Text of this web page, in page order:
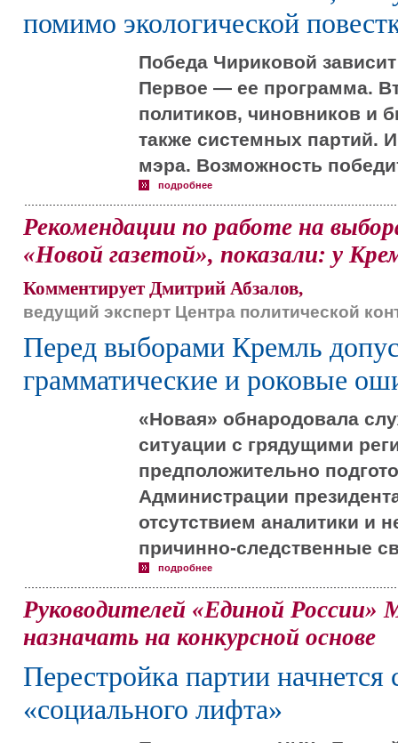
помимо экологической
Победа Чириковой
Первое — ее программа.
политиков, чиновников и
также системных партий.
мэра. Возможность
подробнее
Рекомендации по работе на
«Новой газетой», показали: у
Комментирует Дмитрий Абзалов,
ведущий эксперт Центра политической
Перед выборами Кремль
грамматические и роковые
«Новая» обнародовала
ситуации с грядущими
предположительно
Администрации
отсутствием аналитики и
причинно-следственные
подробнее
Руководителей «Единой России»
назначать на конкурсной основе
Перестройка партии начнется
«социального лифта»